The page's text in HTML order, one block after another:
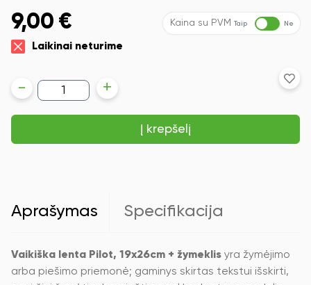
9,00 € Kaina su PVM Taip Ne
Laikinai neturime
produkto
kiekis:
Vaikiška
lenta
19x26cm
- +
Į krepšelį
Aprašymas Specifikacija
Vaikiška lenta Pilot, 19x26cm + žymeklis yra žymėjimo
arba piešimo priemonė; gaminys skirtas tekstui išskirti,